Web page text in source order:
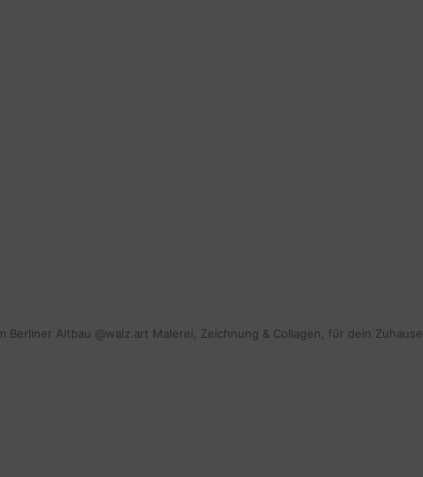
Berliner Altbau @walz.art Malerei, Zeichnung & Collagen, für dein Zuhause